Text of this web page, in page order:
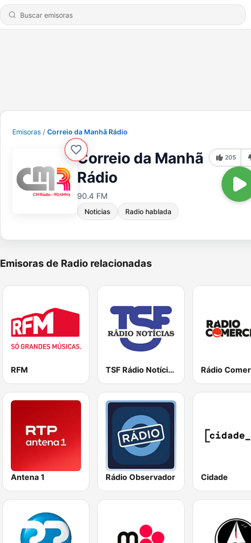
Emisoras Correio da Manhã Rádio
Correio da Manhã
Rádio
90.4 FM
Noticias Radio hablada
205
Emisoras de Radio relacionadas
RFM TSF Rádio Notícias Rádio
Antena 1 Rádio Observador Cidade